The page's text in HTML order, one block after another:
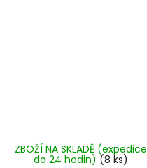
ZBOŽÍ NA SKLADĚ (expedice
do 24 hodin) (8 ks)